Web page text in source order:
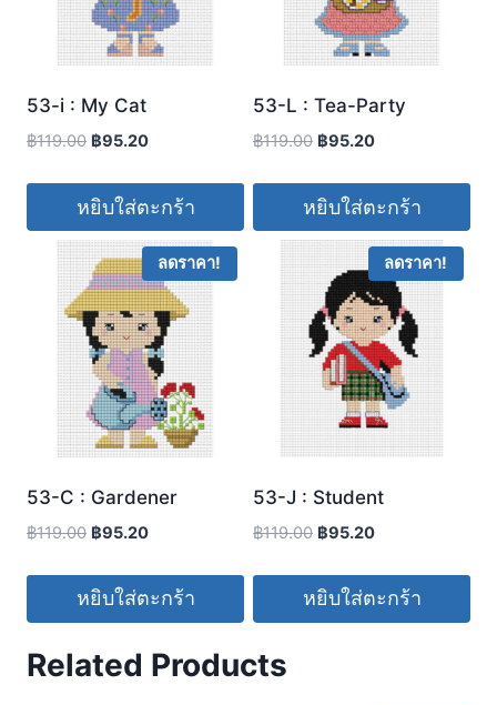
53-i : My Cat
฿119.00 ฿95.20
หยิบใส่ตะกร้า
53-L : Tea-Party
฿119.00 ฿95.20
หยิบใส่ตะกร้า
ลดราคา!
53-C : Gardener
฿119.00 ฿95.20
หยิบใส่ตะกร้า
ลดราคา!
53-J : Student
฿119.00 ฿95.20
หยิบใส่ตะกร้า
Related Products